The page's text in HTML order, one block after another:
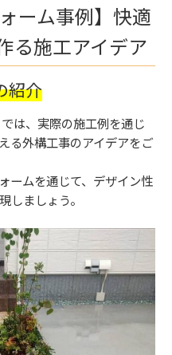
ーム事例】快適
る施工アイデア
紹介
は、実際の施工例を通じ
る外構工事のアイデアをご
ームを通じて、デザイン性
しましょう。